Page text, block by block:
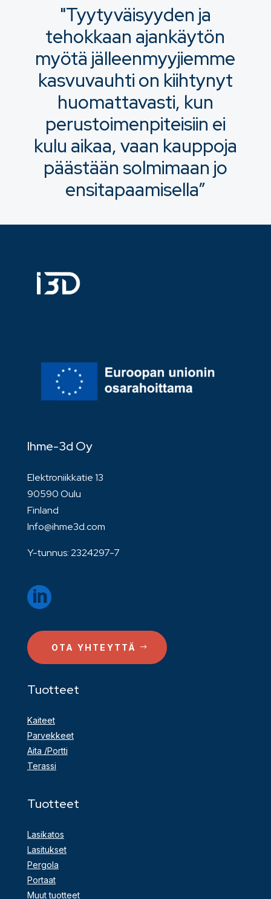
"Tyytyväisyyden ja
tehokkaan ajankäytön
myötä jälleenmyyjiemme
kasvuvauhti on kiihtynyt
huomattavasti, kun
perustoimenpiteisiin ei
kulu aikaa, vaan kauppoja
päästään solmimaan jo
ensitapaamisella”
Ihme-3d Oy
Elektroniikkatie 13
90590 Oulu
Finland
Info@ihme3d.com
Y-tunnus: 2324297-7

OTA YHTEYTTÄ
Tuotteet
Kaiteet
Parvekkeet
Aita /Portti
Terassi
Tuotteet
Lasikatos
Lasitukset
Pergola
Portaat
Muut tuotteet